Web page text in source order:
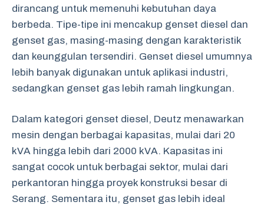
dirancang untuk memenuhi kebutuhan daya
berbeda. Tipe-tipe ini mencakup genset diesel dan
genset gas, masing-masing dengan karakteristik
dan keunggulan tersendiri. Genset diesel umumnya
lebih banyak digunakan untuk aplikasi industri,
sedangkan genset gas lebih ramah lingkungan.
Dalam kategori genset diesel, Deutz menawarkan
mesin dengan berbagai kapasitas, mulai dari 20
kVA hingga lebih dari 2000 kVA. Kapasitas ini
sangat cocok untuk berbagai sektor, mulai dari
perkantoran hingga proyek konstruksi besar di
Serang. Sementara itu, genset gas lebih ideal